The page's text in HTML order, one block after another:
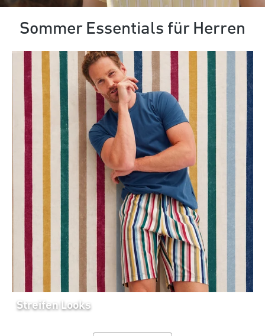
Sommer Essentials für Herren
Streifen Looks